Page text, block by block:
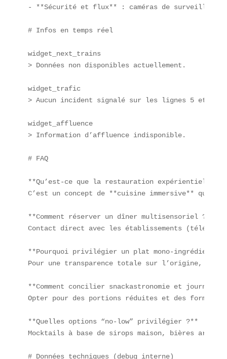
- **Sécurité et flux** : caméras de
# Infos en temps réel
widget_next_trains
> Données non disponibles actuellement.
widget_trafic
> Aucun incident signalé sur les lignes 5 et 9.
widget_affluence
> Information d’affluence indisponible.
# FAQ
**Qu’est-ce que la restauration expérientielle
C’est un concept de **cuisine immersive**
**Comment réserver un dîner multisensoriel ?**
Contact direct avec les établissements
**Pourquoi privilégier un plat mono-ingrédient
Pour une transparence totale sur l’origine,
**Comment concilier snackastronomie et
Opter pour des portions réduites et des formules
**Quelles options “no-low” privilégier ?**
Mocktails à base de sirops maison, bières
# Données techniques (debug interne)